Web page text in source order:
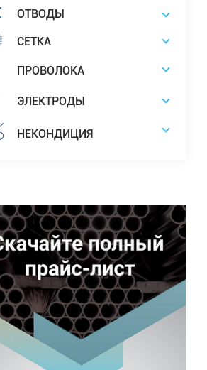
ОТВОДЫ
СЕТКА
ПРОВОЛОКА
ЭЛЕКТРОДЫ
НЕКОНДИЦИЯ